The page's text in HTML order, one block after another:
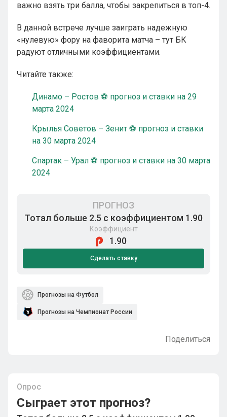
важно взять три балла, чтобы закрепиться в топ-4.
В данной встрече лучше заиграть надежную
«нулевую» фору на фаворита матча – тут БК
радуют отличными коэффициентами.
Читайте также:
Динамо – Ростов ⚽ прогноз и ставки на 29
марта 2024
Крылья Советов – Зенит ⚽ прогноз и ставки
на 30 марта 2024
Спартак – Урал ⚽ прогноз и ставки на 30 марта
2024
ПРОГНОЗ
Тотал больше 2.5 с коэффициентом 1.90
Коэффициент
1.90
Сделать ставку
Прогнозы на Футбол
Прогнозы на Чемпионат России
Поделиться
Опрос
Сыграет этот прогноз?